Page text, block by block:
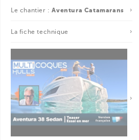
Le chantier :Aventura Catamarans
La fiche technique